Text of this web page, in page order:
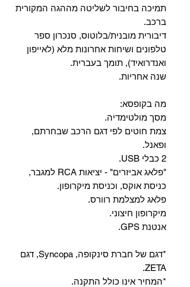
‏תמיכה בחיבור לשליטה מההגה המקורית
ברכב.
‏דיבורית מובנית/בלוטוס, ‏סנכרון ספר
טלפונים ושיחות אחרונות מלא (לאייפון
ואנדרואיד), תומך בעברית.
שנה אחריות.
מה בקופסא:
מסך מולטימדיה.
צמת חוטים לפי דגם הרכב שבחרתם,
ופאנל.
2 כבלי USB.
"פלאג אביזרים" - יציאות RCA למגבר,
כניסת אוקס, וכניסת מיקרופון.
פלאג למצלמת רוורס.
מיקרופון חיצוני.
אנטנת GPS.
*דגם של חברת סינקופה, Syncopa, דגם
ZETA.
*המחיר אינו כולל התקנה.